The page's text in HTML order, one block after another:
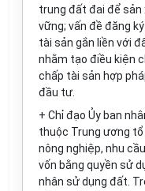
trung đất đai để sản
vững; vấn đề đăng
tài sản gắn liền với đ
nhằm tạo điều kiện
chấp tài sản hợp
đầu tư.
+ Chỉ đạo Ủy ban
thuộc Trung ương
nông nghiệp, nhu
vốn bằng quyền sử
nhân sử dụng đất.